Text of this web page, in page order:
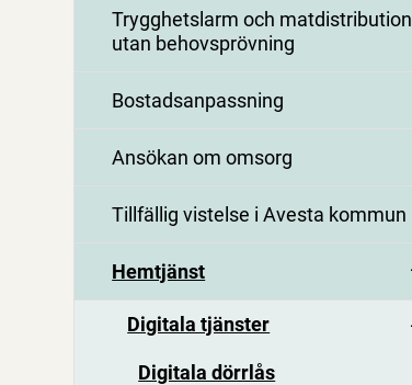
Trygghetslarm och matdistribution
utan behovsprövning
Bostadsanpassning
Ansökan om omsorg
Tillfällig vistelse i Avesta kommun
Hemtjänst
Digitala tjänster
Digitala dörrlås